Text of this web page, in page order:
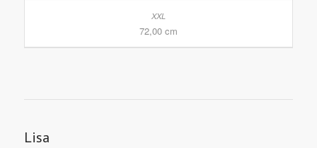
72,00 cm
Lisa